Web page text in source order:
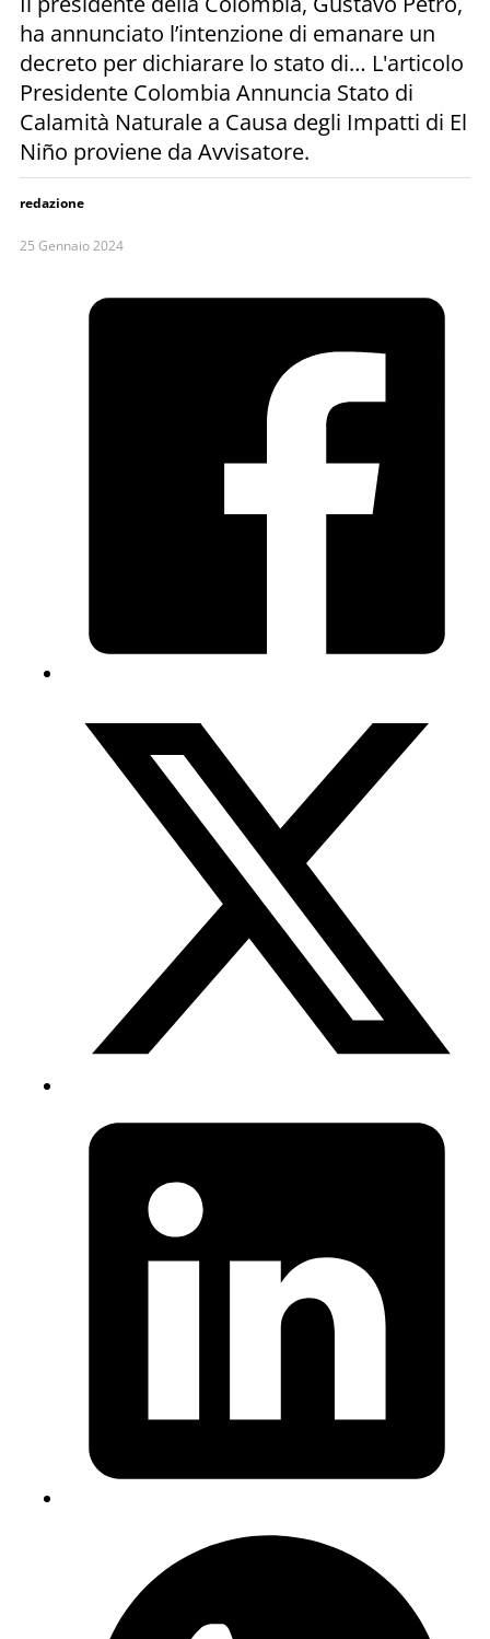
ha annunciato l’intenzione di emanare un
decreto per dichiarare lo stato di… L'articolo
Presidente Colombia Annuncia Stato di
Calamità Naturale a Causa degli Impatti di El
Niño proviene da Avvisatore.
redazione
25 Gennaio 2024